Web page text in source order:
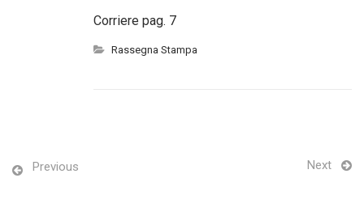
Corriere pag. 7
Rassegna Stampa
Previous Next